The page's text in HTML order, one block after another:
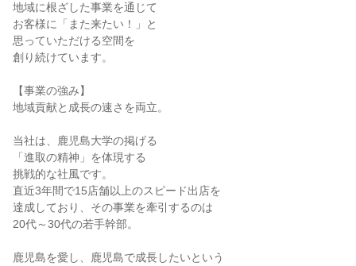
地域に根ざした事業を通じて
お客様に「また来たい！」と
思っていただける空間を
創り続けています。
【事業の強み】
地域貢献と成長の速さを両立。
当社は、鹿児島大学の掲げる
「進取の精神」を体現する
挑戦的な社風です。
直近3年間で15店舗以上のスピード出店を
達成しており、その事業を牽引するのは
20代～30代の若手幹部。
鹿児島を愛し、鹿児島で成長したいという